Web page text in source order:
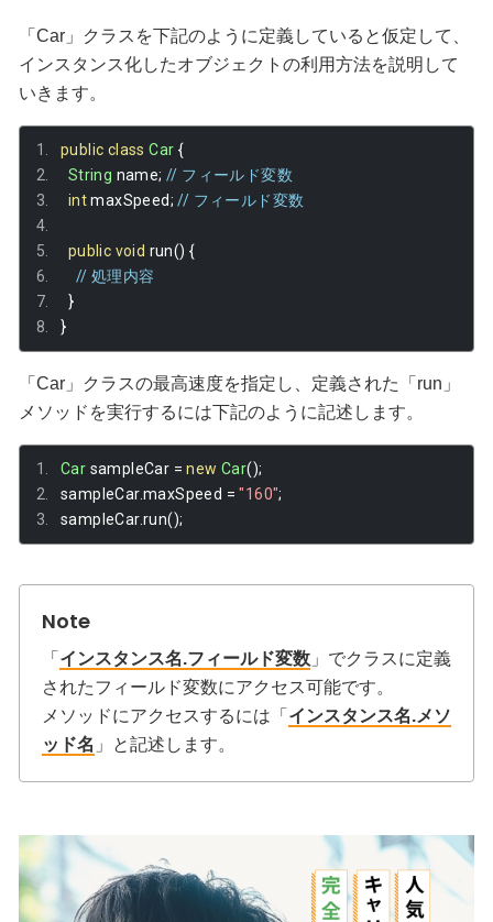
「Car」クラスを下記のように定義していると仮定して、
インスタンス化したオブジェクトの利用方法を説明して
いきます。
public class Car {
String name; // フィールド変数
int maxSpeed; // フィールド変数
public void run() {
// 処理内容
}
}
「Car」クラスの最高速度を指定し、定義された「run」
メソッドを実行するには下記のように記述します。
Car sampleCar = new Car();
sampleCar.maxSpeed = "160";
sampleCar.run();
「 インスタンス名.フィールド変数」でクラスに定義
されたフィールド変数にアクセス可能です。
メソッドにアクセスするには「 インスタンス名.メソ
ッド名 」と記述します。